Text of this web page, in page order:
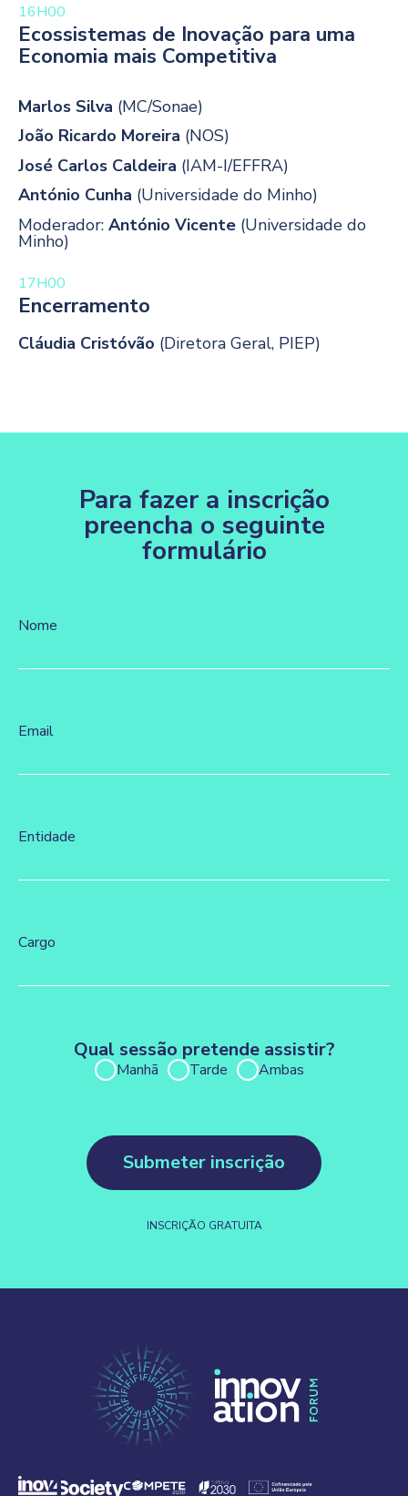
16H00
Ecossistemas de Inovação para uma
Economia mais Competitiva
Marlos Silva (MC/Sonae)
João Ricardo Moreira (NOS)
José Carlos Caldeira (IAM-I/EFFRA)
António Cunha (Universidade do Minho)
Moderador: António Vicente (Universidade do
Minho)
17H00
Encerramento
Cláudia Cristóvão (Diretora Geral, PIEP)
Para fazer a inscrição
preencha o seguinte
formulário
Nome
Email
Entidade
Cargo
Qual sessão pretende assistir?
Manhã Tarde Ambas
Submeter inscrição
INSCRIÇÃO GRATUITA